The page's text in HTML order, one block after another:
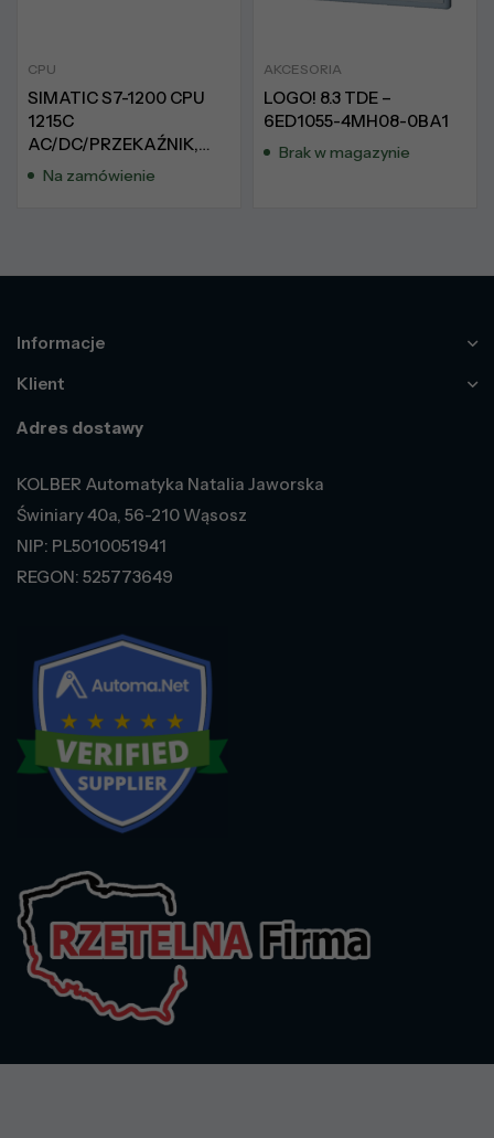
CPU
SIMATIC S7-1200 CPU
1215C
AC/DC/PRZEKAŹNIK,
6ES7215-1BG31-0XB0
Na zamówienie
AKCESORIA
LOGO! 8.3 TDE –
6ED1055-4MH08-0BA1
Brak w magazynie
Informacje
Klient
Adres dostawy
KOLBER Automatyka Natalia Jaworska
Świniary 40a, 56-210 Wąsosz
NIP: PL5010051941
REGON: 525773649